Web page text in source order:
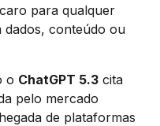
para qualquer
dados, conteúdo ou
o ChatGPT 5.3 cita
pelo mercado
de plataformas